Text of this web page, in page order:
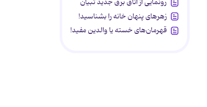
زهرهای پنهان خانه را بشناسید!
قهرمان‌های خسته یا والدین مفید!